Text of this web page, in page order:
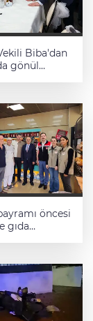
Biba'dan
gönül
öncesi
gıda